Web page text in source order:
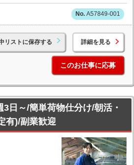
A57849-001
リストに保存する 詳細を見る
このお仕事に応募
3日～/簡単荷物仕分け/朝活・
有)/副業歓迎